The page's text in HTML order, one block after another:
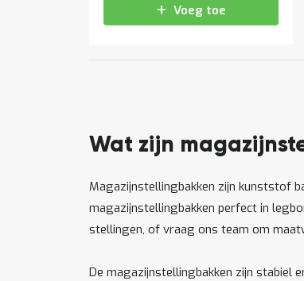
Voeg toe
Wat zijn
Magazijnstellingbakken zijn kunststof
magazijnstellingbakken perfect in
stellingen, of vraag ons team om
De magazijnstellingbakken zijn stabiel